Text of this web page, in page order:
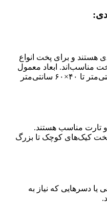
هستند و برای پخت انواع
مناسب‌اند. ابعاد معمول
سینی‌های مستطیلی بین ۳۰×۴۰ سانتی‌متر تا ۴۰×۶۰ سانتی‌متر
تارت مناسب هستند.
پخت کیک‌های کوچک تا بزرگ
دسرهایی که نیاز به